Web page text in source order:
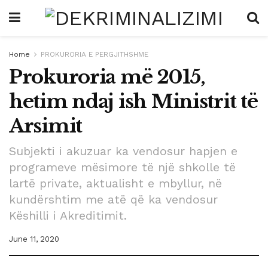
Home PROKURORIA E PERGJITHSHME
Prokuroria më 2015,
hetim ndaj ish Ministrit të
Arsimit
Subjekti i akuzuar ka vendosur hapjen e
programeve mësimore të një shkolle të
lartë private, aktualisht e mbyllur, në
kundërshtim me atë që ka vendosur
Këshilli i Akreditimit.
June 11, 2020